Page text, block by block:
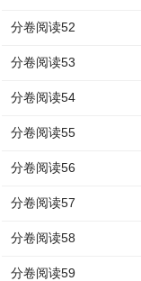
分卷阅读52
分卷阅读53
分卷阅读54
分卷阅读55
分卷阅读56
分卷阅读57
分卷阅读58
分卷阅读59